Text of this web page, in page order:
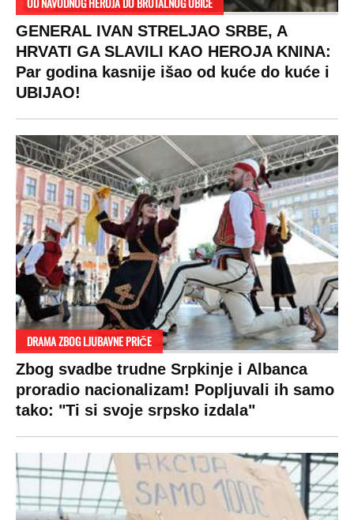
GENERAL IVAN STRELJAO SRBE, A
HRVATI GA SLAVILI KAO HEROJA KNINA:
Par godina kasnije išao od kuće do kuće i
UBIJAO!
DRAMA ZBOG LJUBAVNE PRIČE
Zbog svadbe trudne Srpkinje i Albanca
proradio nacionalizam! Popljuvali ih samo
tako: "Ti si svoje srpsko izdala"